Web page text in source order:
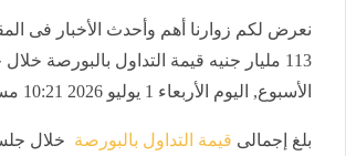
نعرض لكم زوارنا أهم وأحدث الأخبار فى
113 مليار جنيه قيمة التداول بالبورصة
الأسبوع, اليوم الأربعاء 1 يوليو 2026 10:21 مساءً
بلغ إجمالى قيمة التداول بالبورصة خلال